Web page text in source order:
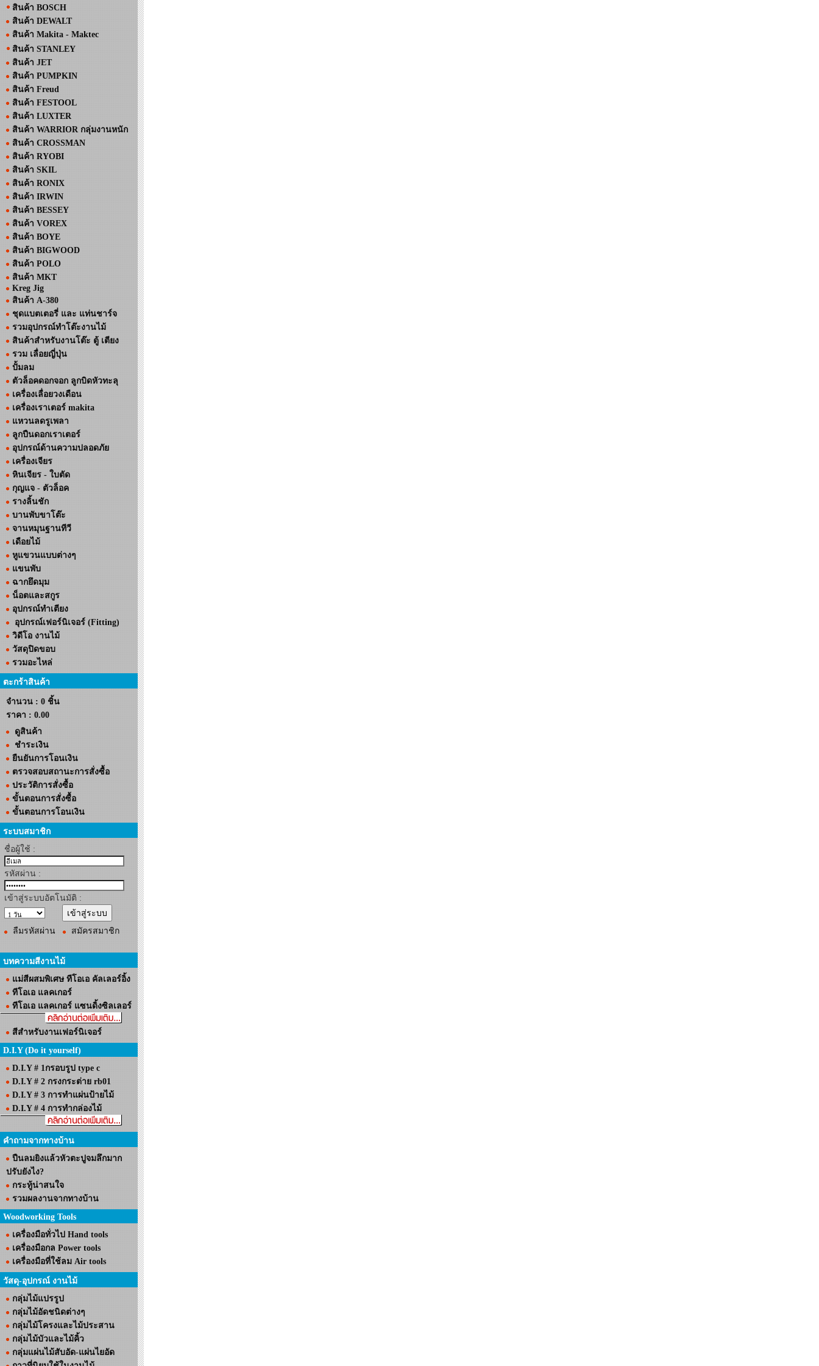
สินค้า BOSCH
สินค้า DEWALT
สินค้า Makita - Maktec
สินค้า STANLEY
สินค้า JET
สินค้า PUMPKIN
สินค้า Freud
สินค้า FESTOOL
สินค้า LUXTER
สินค้า WARRIOR กลุ่มงานหนัก
สินค้า CROSSMAN
สินค้า RYOBI
สินค้า SKIL
สินค้า RONIX
สินค้า IRWIN
สินค้า BESSEY
สินค้า VOREX
สินค้า BOYE
สินค้า BIGWOOD
สินค้า POLO
สินค้า MKT
Kreg Jig
สินค้า A-380
ชุดแบตเตอรี่ และ แท่นชาร์จ
รวมอุปกรณ์ทำโต๊ะงานไม้
สินค้าสำหรับงานโต๊ะ ตู้ เตียง
รวม เลื่อยญี่ปุ่น
ปั้มลม
ตัวล็อคดอกจอก ลูกบิดหัวทะลุ
เครื่องเลื่อยวงเดือน
เครื่องเราเตอร์ makita
แหวนลดรูเพลา
ลูกปืนดอกเราเตอร์
อุปกรณ์ด้านความปลอดภัย
เครื่องเจียร
หินเจียร - ใบตัด
กุญแจ - ตัวล็อค
รางลิ้นชัก
บานพับขาโต๊ะ
จานหมุนฐานทีวี
เดือยไม้
หูแขวนแบบต่างๆ
แขนพับ
ฉากยึดมุม
น็อตและสกูร
อุปกรณ์ทำเตียง
อุปกรณ์เฟอร์นิเจอร์ (Fitting)
วิดีโอ งานไม้
วัสดุปิดขอบ
รวมอะไหล่
ตะกร้าสินค้า
จำนวน : 0 ชิ้น
ราคา : 0.00
ดูสินค้า
ชำระเงิน
ยืนยันการโอนเงิน
ตรวจสอบสถานะการสั่งซื้อ
ประวัติการสั่งซื้อ
ขั้นตอนการสั่งซื้อ
ขั้นตอนการโอนเงิน
ระบบสมาชิก
ชื่อผู้ใช้ :
รหัสผ่าน :
เข้าสู่ระบบอัตโนมัติ :
ลืมรหัสผ่าน สมัครสมาชิก
บทความสีงานไม้
แม่สีผสมพิเศษ ทีโอเอ คัลเลอร์อิ้ง
ทีโอเอ แลคเกอร์
ทีโอเอ แลคเกอร์ แซนดิ้งซิลเลอร์
สีสำหรับงานเฟอร์นิเจอร์
D.I.Y (Do it yourself)
D.I.Y # 1กรอบรูป type c
D.I.Y # 2 กรงกระต่าย rb01
D.I.Y # 3 การทำแผ่นป้ายไม้
D.I.Y # 4 การทำกล่องไม้
คำถามจากทางบ้าน
ปืนลมยิงแล้วหัวตะปูจมลึกมาก
ปรับยังไง?
กระทู้น่าสนใจ
รวมผลงานจากทางบ้าน
Woodworking Tools
เครื่องมือทั่วไป Hand tools
เครื่องมือกล Power tools
เครื่องมือที่ใช้ลม Air tools
วัสดุ-อุปกรณ์ งานไม้
กลุ่มไม้แปรรูป
กลุ่มไม้อัดชนิดต่างๆ
กลุ่มไม้โครงและไม้ประสาน
กลุ่มไม้บัวและไม้คิ้ว
กลุ่มแผ่นไม้สับอัด-แผ่นไยอัด